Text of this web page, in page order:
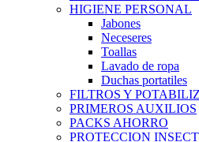
HIGIENE PERSONAL
Jabones
Neceseres
Toallas
Lavado de ropa
Duchas portatiles
FILTROS Y
PRIMEROS AUXILIOS
PACKS AHORRO
PROTECCION